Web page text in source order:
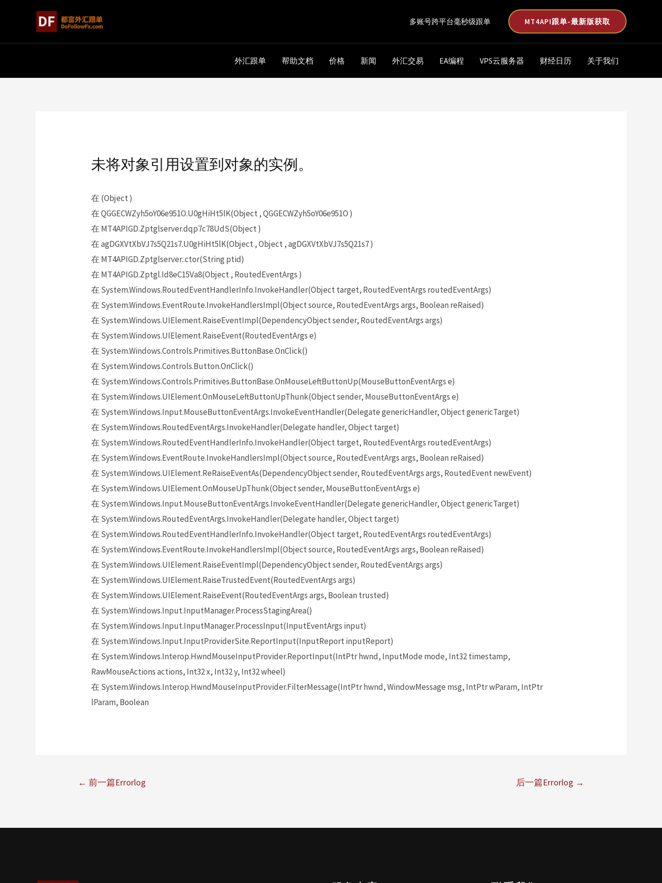
多账号跨平台毫秒级跟单 MT4API跟单-最新版获取
外汇跟单 帮助文档 价格 新闻 外汇交易 EA编程 VPS云服务器 财经日历 关于我们
未将对象引用设置到对象的实例。
在 (Object )
在 QGGECWZyh5oY06e951O.U0gHiHt5lK(Object , QGGECWZyh5oY06e951O )
在 MT4APIGD.Zptglserver.dqp7c78UdS(Object )
在 agDGXVtXbVJ7s5Q21s7.U0gHiHt5lK(Object , Object , agDGXVtXbVJ7s5Q21s7 )
在 MT4APIGD.Zptglserver..ctor(String ptid)
在 MT4APIGD.Zptgl.Id8eC15Va8(Object , RoutedEventArgs )
在 System.Windows.RoutedEventHandlerInfo.InvokeHandler(Object target, RoutedEventArgs routedEventArgs)
在 System.Windows.EventRoute.InvokeHandlersImpl(Object source, RoutedEventArgs args, Boolean reRaised)
在 System.Windows.UIElement.RaiseEventImpl(DependencyObject sender, RoutedEventArgs args)
在 System.Windows.UIElement.RaiseEvent(RoutedEventArgs e)
在 System.Windows.Controls.Primitives.ButtonBase.OnClick()
在 System.Windows.Controls.Button.OnClick()
在 System.Windows.Controls.Primitives.ButtonBase.OnMouseLeftButtonUp(MouseButtonEventArgs e)
在 System.Windows.UIElement.OnMouseLeftButtonUpThunk(Object sender, MouseButtonEventArgs e)
在 System.Windows.Input.MouseButtonEventArgs.InvokeEventHandler(Delegate genericHandler, Object genericTarget)
在 System.Windows.RoutedEventArgs.InvokeHandler(Delegate handler, Object target)
在 System.Windows.RoutedEventHandlerInfo.InvokeHandler(Object target, RoutedEventArgs routedEventArgs)
在 System.Windows.EventRoute.InvokeHandlersImpl(Object source, RoutedEventArgs args, Boolean reRaised)
在 System.Windows.UIElement.ReRaiseEventAs(DependencyObject sender, RoutedEventArgs args, RoutedEvent newEvent)
在 System.Windows.UIElement.OnMouseUpThunk(Object sender, MouseButtonEventArgs e)
在 System.Windows.Input.MouseButtonEventArgs.InvokeEventHandler(Delegate genericHandler, Object genericTarget)
在 System.Windows.RoutedEventArgs.InvokeHandler(Delegate handler, Object target)
在 System.Windows.RoutedEventHandlerInfo.InvokeHandler(Object target, RoutedEventArgs routedEventArgs)
在 System.Windows.EventRoute.InvokeHandlersImpl(Object source, RoutedEventArgs args, Boolean reRaised)
在 System.Windows.UIElement.RaiseEventImpl(DependencyObject sender, RoutedEventArgs args)
在 System.Windows.UIElement.RaiseTrustedEvent(RoutedEventArgs args)
在 System.Windows.UIElement.RaiseEvent(RoutedEventArgs args, Boolean trusted)
在 System.Windows.Input.InputManager.ProcessStagingArea()
在 System.Windows.Input.InputManager.ProcessInput(InputEventArgs input)
在 System.Windows.Input.InputProviderSite.ReportInput(InputReport inputReport)
在 System.Windows.Interop.HwndMouseInputProvider.ReportInput(IntPtr hwnd, InputMode mode, Int32 timestamp,
RawMouseActions actions, Int32 x, Int32 y, Int32 wheel)
在 System.Windows.Interop.HwndMouseInputProvider.FilterMessage(IntPtr hwnd, WindowMessage msg, IntPtr wParam, IntPtr
lParam, Boolean
← 前一篇Errorlog 后一篇Errorlog →